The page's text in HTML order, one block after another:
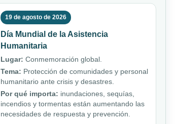
19 de agosto de 2026
Día Mundial de la Asistencia
Humanitaria
Lugar: Conmemoración global.
Tema: Protección de comunidades y personal
humanitario ante crisis y desastres.
Por qué importa: inundaciones, sequías,
incendios y tormentas están aumentando las
necesidades de respuesta y prevención.